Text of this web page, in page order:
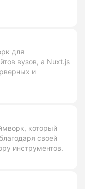
для
вузов, а Nuxt.js
и
который
своей
инструментов.